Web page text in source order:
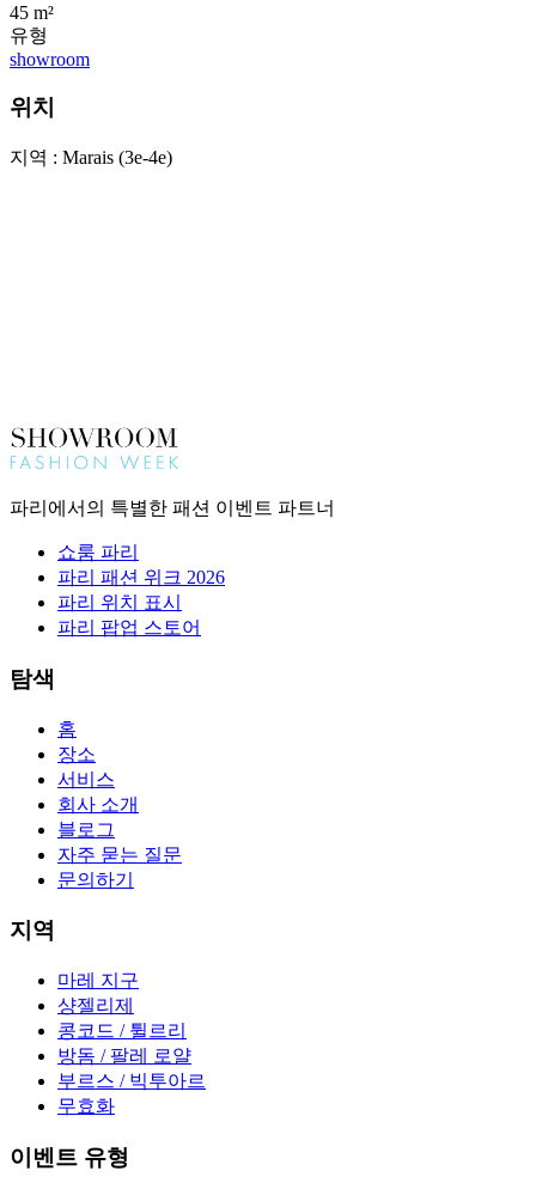
45 m²
유형
showroom
위치
지역 : Marais (3e-4e)
파리에서의 특별한 패션 이벤트 파트너
쇼룸 파리
파리 패션 위크 2026
파리 위치 표시
파리 팝업 스토어
탐색
홈
장소
서비스
회사 소개
블로그
자주 묻는 질문
문의하기
지역
마레 지구
샹젤리제
콩코드 / 튈르리
방돔 / 팔레 로얄
부르스 / 빅투아르
무효화
이벤트 유형